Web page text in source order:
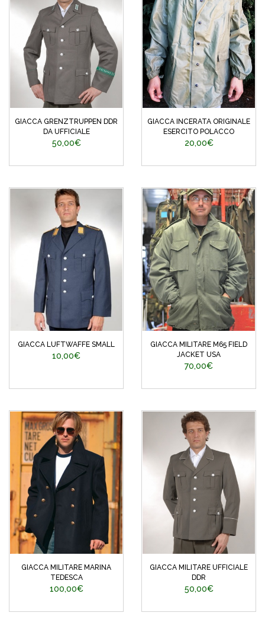
GIACCA GRENZTRUPPEN DDR
DA UFFICIALE
50,00€
GIACCA INCERATA ORIGINALE
ESERCITO POLACCO
20,00€
GIACCA LUFTWAFFE SMALL
10,00€
GIACCA MILITARE M65 FIELD
JACKET USA
70,00€
GIACCA MILITARE MARINA
TEDESCA
100,00€
GIACCA MILITARE UFFICIALE
DDR
50,00€